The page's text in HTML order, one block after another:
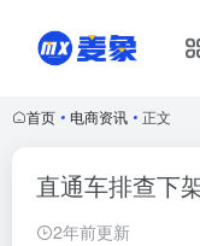
首页 • 电商资讯 • 正文
直通车排查下
2年前更新